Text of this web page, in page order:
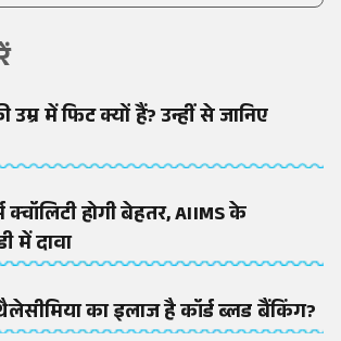
उम्र में फिट क्यों हैं? उन्हीं से जानिए
होगी बेहतर, AIIMS के
में दावा
का इलाज है कॉर्ड ब्लड बैंकिंग?